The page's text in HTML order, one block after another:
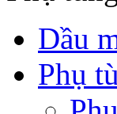
Dầu
Phụ